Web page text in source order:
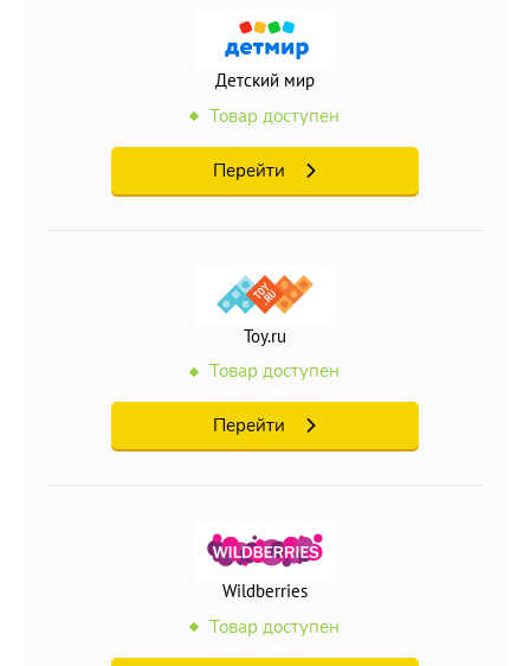
Детский мир
Товар доступен
Перейти
Toy.ru
Товар доступен
Перейти
Wildberries
Товар доступен